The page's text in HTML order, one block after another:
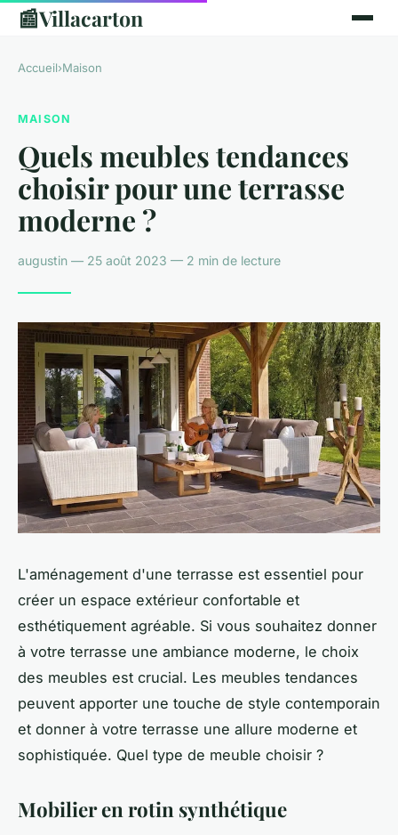
📰Villacarton
Accueil›Maison
MAISON
Quels meubles tendances
choisir pour une terrasse
moderne ?
augustin — 25 août 2023 — 2 min de lecture
L'aménagement d'une terrasse est essentiel pour
créer un espace extérieur confortable et
esthétiquement agréable. Si vous souhaitez donner
à votre terrasse une ambiance moderne, le choix
des meubles est crucial. Les meubles tendances
peuvent apporter une touche de style contemporain
et donner à votre terrasse une allure moderne et
sophistiquée. Quel type de meuble choisir ?
Mobilier en rotin synthétique